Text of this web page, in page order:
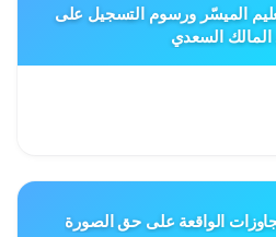
الميسّر ورسوم التسجيل على
السعدي
الواقعة على حق الصورة